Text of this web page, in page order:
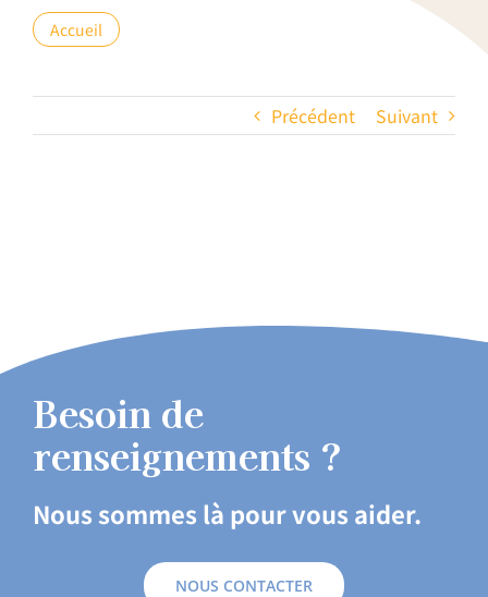
Accueil
Précédent Suivant
Besoin de
renseignements ?
Nous sommes là pour vous aider.
NOUS CONTACTER